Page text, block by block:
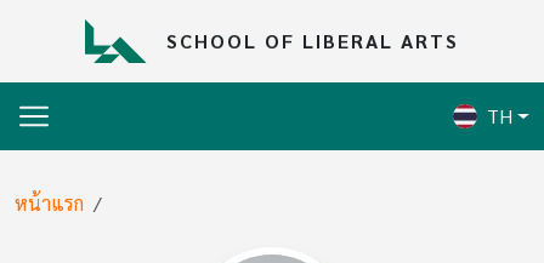
SCHOOL OF LIBERAL ARTS
TH
Breadcrumb
หน้าแรก